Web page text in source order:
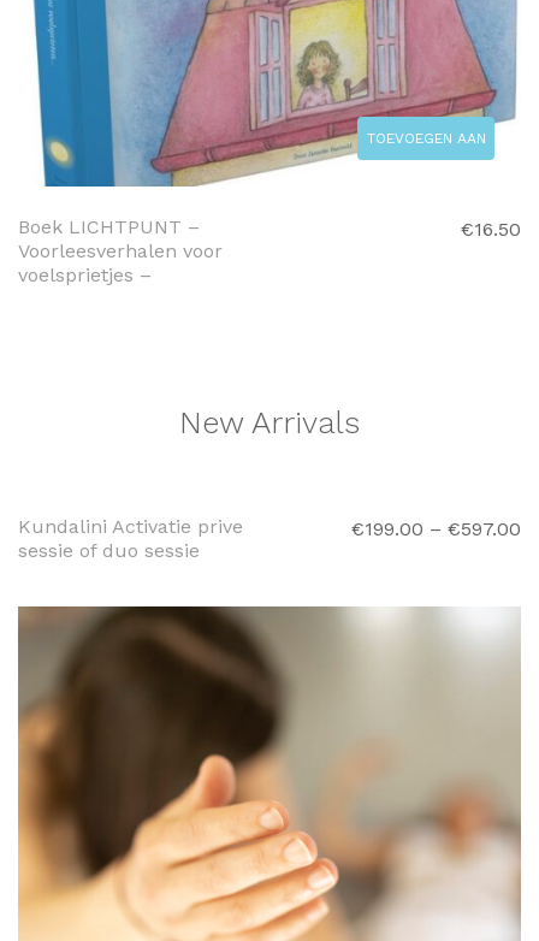
TOEVOEGEN AAN
Boek LICHTPUNT –
Voorleesverhalen voor
voelsprietjes –
€16.50
New Arrivals
Kundalini Activatie prive
sessie of duo sessie
€199.00 – €597.00